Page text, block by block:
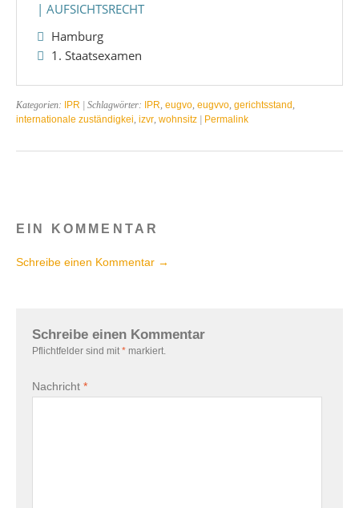
| AUFSICHTSRECHT
Hamburg
1. Staatsexamen
Kategorien: IPR | Schlagwörter: IPR, eugvo, eugvvo, gerichtsstand ,
internationale zuständigkei, izvr, wohnsitz Permalink
EIN KOMMENTAR
Schreibe einen Kommentar →
Schreibe einen Kommentar
Pflichtfelder sind mit * markiert.
Nachricht *